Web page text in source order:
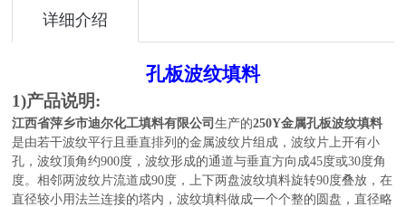
详细介绍
孔板波纹填料
1)产品说明:
江西省萍乡市迪尔化工填料有限公司生产的250Y金属孔板波纹填料
是由若干波纹平行且垂直排列的金属波纹片组成，波纹片上开有小
孔，波纹顶角约900度 ，波纹形成的通道与垂直方向成45度或30度角
度。相邻两波纹片流道成90度 ，上下两盘波纹填料旋转90度叠放，在
直径较小用法兰连接的塔内，波纹填料做成一个个整的圆盘，直径略